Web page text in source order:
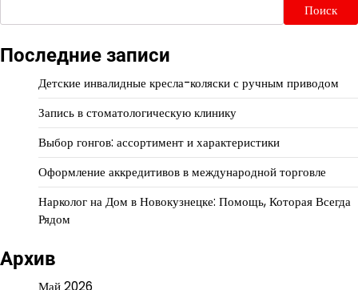
Поиск
Последние записи
Детские инвалидные кресла-коляски с ручным приводом
Запись в стоматологическую клинику
Выбор гонгов: ассортимент и характеристики
Оформление аккредитивов в международной торговле
Нарколог на Дом в Новокузнецке: Помощь, Которая Всегда
Рядом
Архив
Май 2026